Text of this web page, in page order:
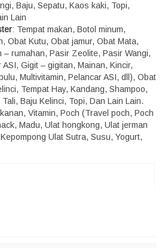
Baju, Sepatu, Kaos kaki, Topi,
Lain
: Tempat makan, Botol minum,
Obat Kutu, Obat jamur, Obat Mata,
– rumahan, Pasir Zeolite, Pasir Wangi,
Gigit – gigitan, Mainan, Kincir,
Multivitamin, Pelancar ASI, dll), Obat
Tempat Hay, Kandang, Shampoo,
Baju Kelinci, Topi, Dan Lain Lain.
Vitamin, Poch (Travel poch, Poch
Madu, Ulat hongkong, Ulat jerman
Ulat Sutra, Susu, Yogurt,